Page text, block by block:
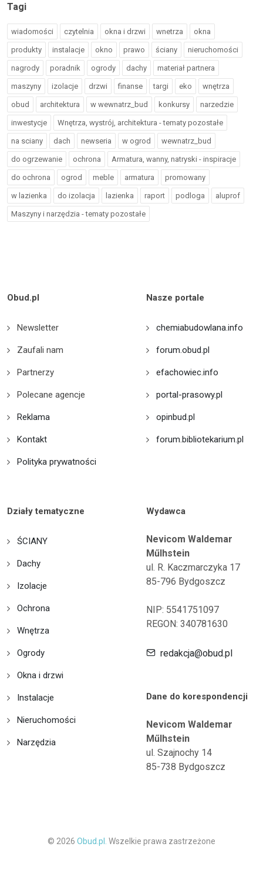
Tagi
wiadomości czytelnia okna i drzwi wnetrza okna
produkty instalacje okno prawo ściany nieruchomości
nagrody poradnik ogrody dachy materiał partnera
maszyny izolacje drzwi finanse targi eko wnętrza
obud architektura w wewnatrz_bud konkursy narzedzie
inwestycje Wnętrza, wystrój, architektura - tematy pozostałe
na sciany dach newseria w ogrod wewnatrz_bud
do ogrzewanie ochrona Armatura, wanny, natryski - inspiracje
do ochrona ogrod meble armatura promowany
w lazienka do izolacja lazienka raport podloga aluprof
Maszyny i narzędzia - tematy pozostałe
Obud.pl
Newsletter
Zaufali nam
Partnerzy
Polecane agencje
Reklama
Kontakt
Polityka prywatności
Nasze portale
chemiabudowlana.info
forum.obud.pl
efachowiec.info
portal-prasowy.pl
opinbud.pl
forum.bibliotekarium.pl
Działy tematyczne
ŚCIANY
Dachy
Izolacje
Ochrona
Wnętrza
Ogrody
Okna i drzwi
Instalacje
Nieruchomości
Narzędzia
Wydawca
Nevicom Waldemar
Műlhstein
ul. R. Kaczmarczyka 17
85-796 Bydgoszcz
NIP: 5541751097
REGON: 340781630
redakcja@obud.pl
Dane do korespondencji
Nevicom Waldemar
Műlhstein
ul. Szajnochy 14
85-738 Bydgoszcz
© 2026 Obud.pl. Wszelkie prawa zastrzeżone